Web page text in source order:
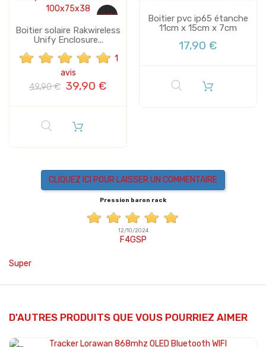
Vente
Boitier solaire Rakwireless
Unify Enclosure...
1
avis
49,90 € 39,90 €
Boitier pvc ip65 étanche
11cm x 15cm x 7cm
17,90 €
CLIQUEZ ICI POUR LAISSER UN COMMENTAIRE
Pression baron rack
12/10/2024
F4GSP
Super
D'AUTRES PRODUITS QUE VOUS POURRIEZ AIMER